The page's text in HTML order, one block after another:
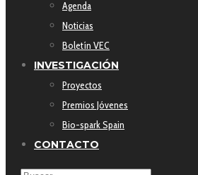
Agenda
Noticias
Boletín VEC
INVESTIGACIÓN
Proyectos
Premios Jóvenes
Bio-spark Spain
CONTACTO